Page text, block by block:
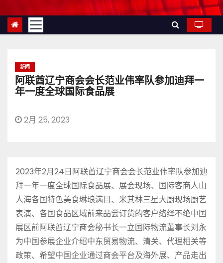
新闻
阿联酋辽宁商会会长范业伟率队参加迪拜一
年一度全球国际食品展
2月 25, 2023
2023年2月24日阿联酋辽宁商会会长范业伟率队参加迪
拜一年一度全球国际食品展、展会现场、国际客商人山
人海各国特色美食琳琅满目、米其林三星大厨现场厨艺
表演、各国食品区域前来品尝订货的客户络绎不绝中国
展区前阿联酋辽宁商会秘书长一立国际物流董事长刘永
为中国参展企业介绍中东贸易物流、清关、代理相关等
政策、希望中国企业通过商会平台及海外展、产品走出